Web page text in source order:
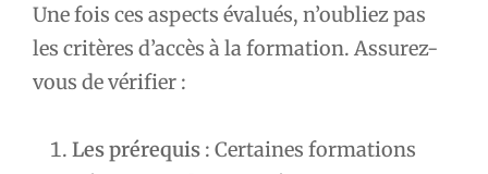
Une fois ces aspects évalués, n’oubliez pas
les critères d’accès à la formation. Assurez-
vous de vérifier :
Les prérequis : Certaines formations